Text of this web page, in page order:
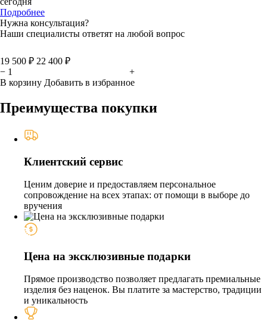
Подробнее
Нужна консультация?
Наши специалисты ответят на любой вопрос
19 500 ₽ 22 400 ₽
−
+
В корзину Добавить в избранное
Преимущества покупки
Клиентский сервис
Ценим доверие и предоставляем персональное
сопровождение на всех этапах: от помощи в выборе до
вручения
Цена на эксклюзивные подарки
Прямое производство позволяет предлагать премиальные
изделия без наценок. Вы платите за мастерство, традиции
и уникальность